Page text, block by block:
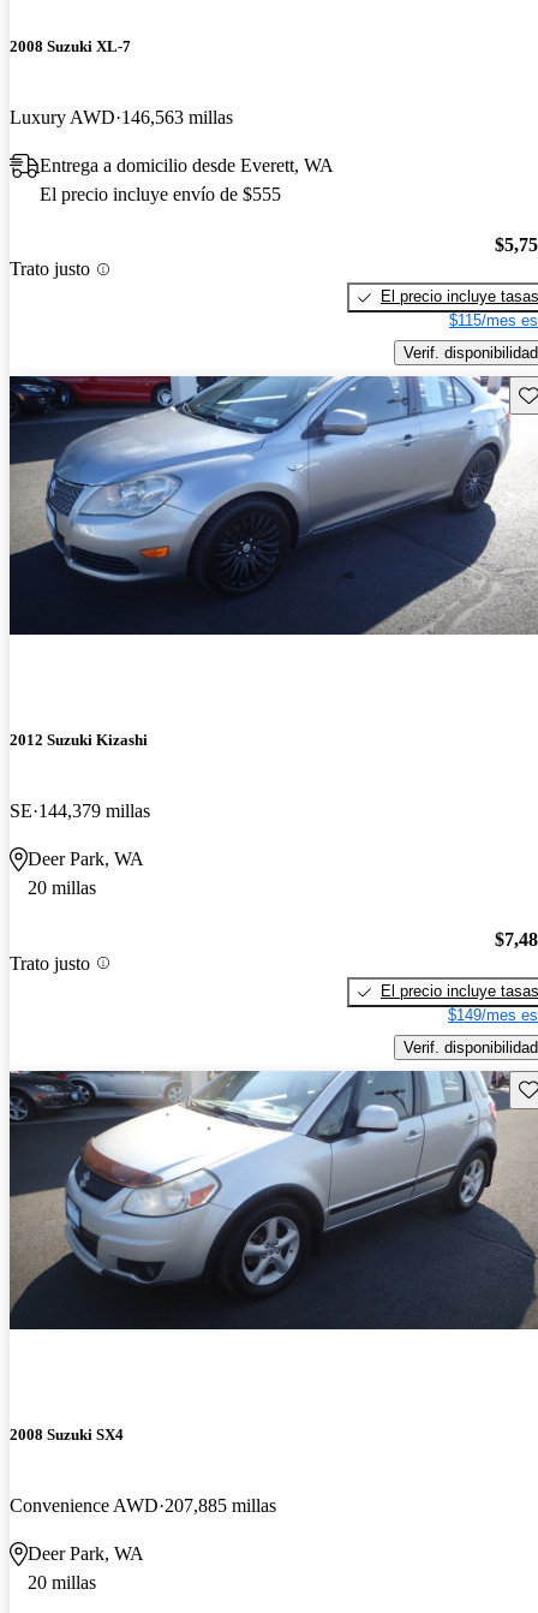
2008 Suzuki XL-7
Luxury AWD 146,563 millas
Entrega a domicilio desde Everett, WA
El precio incluye envío de $555
Trato justo
El precio incluye tasas
$115/mes
Verif. disponibilidad
2012 Suzuki Kizashi
SE 144,379 millas
Deer Park, WA
20 millas
Trato justo
El precio incluye tasas
$149/mes
Verif. disponibilidad
2008 Suzuki SX4
Convenience AWD 207,885 millas
Deer Park, WA
20 millas